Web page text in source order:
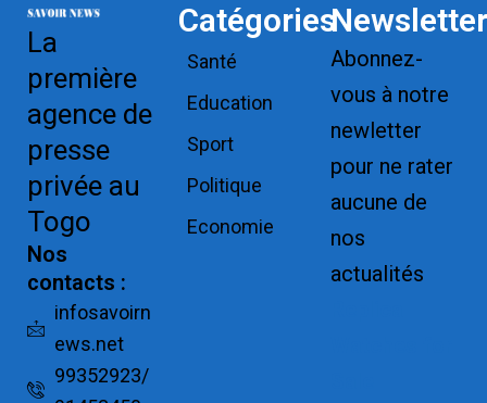
La
première
agence de
presse
privée au
Togo
Nos
contacts :
infosavoirn
ews.net
99352923/
Catégories
Santé
Education
Sport
Politique
Economie
Newsletter
Abonnez-
vous à notre
newletter
pour ne rater
aucune de
nos
actualités